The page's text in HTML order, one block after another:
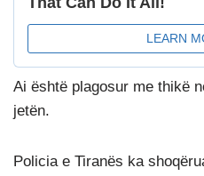
Ai është plagosur me thikë
jetën.
Policia e Tiranës ka